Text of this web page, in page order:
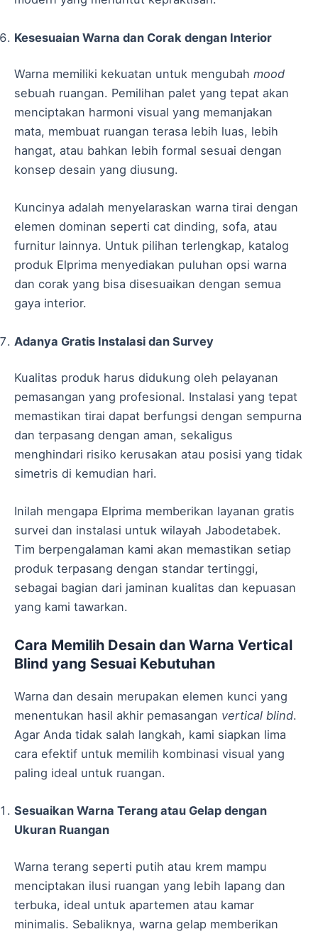
Kesesuaian Warna dan Corak dengan Interior
Warna memiliki kekuatan untuk mengubah mood
sebuah ruangan. Pemilihan palet yang tepat akan
menciptakan harmoni visual yang memanjakan
mata, membuat ruangan terasa lebih luas, lebih
hangat, atau bahkan lebih formal sesuai dengan
konsep desain yang diusung.
Kuncinya adalah menyelaraskan warna tirai dengan
elemen dominan seperti cat dinding, sofa, atau
furnitur lainnya. Untuk pilihan terlengkap, katalog
produk Elprima menyediakan puluhan opsi warna
dan corak yang bisa disesuaikan dengan semua
gaya interior.
Adanya Gratis Instalasi dan Survey
Kualitas produk harus didukung oleh pelayanan
pemasangan yang profesional. Instalasi yang tepat
memastikan tirai dapat berfungsi dengan sempurna
dan terpasang dengan aman, sekaligus
menghindari risiko kerusakan atau posisi yang tidak
simetris di kemudian hari.
Inilah mengapa Elprima memberikan layanan gratis
survei dan instalasi untuk wilayah Jabodetabek.
Tim berpengalaman kami akan memastikan setiap
produk terpasang dengan standar tertinggi,
sebagai bagian dari jaminan kualitas dan kepuasan
yang kami tawarkan.
Cara Memilih Desain dan Warna Vertical
Blind yang Sesuai Kebutuhan
Warna dan desain merupakan elemen kunci yang
menentukan hasil akhir pemasangan vertical blind.
Agar Anda tidak salah langkah, kami siapkan lima
cara efektif untuk memilih kombinasi visual yang
paling ideal untuk ruangan.
Sesuaikan Warna Terang atau Gelap dengan
Ukuran Ruangan
Warna terang seperti putih atau krem mampu
menciptakan ilusi ruangan yang lebih lapang dan
terbuka, ideal untuk apartemen atau kamar
minimalis. Sebaliknya, warna gelap memberikan